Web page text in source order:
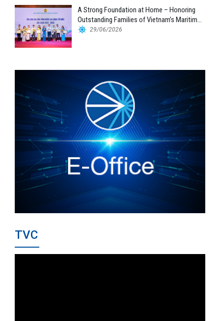
A Strong Foundation at Home – Honoring
Outstanding Families of Vietnam’s Maritime
Workforce
29/06/2026
TVC